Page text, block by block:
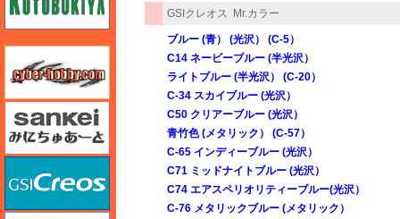
GSIクレオス Mr.カラー
ブルー (青） (光沢） (C-5）
C14 ネービーブルー (半光沢）
ライトブルー (半光沢） (C-20）
C-34 スカイブルー (光沢）
C50 クリアーブルー (光沢）
青竹色 (メタリック） (C-57）
C-65 インディーブルー (光沢）
C71 ミッドナイトブルー (光沢）
C74 エアスペリオリティーブルー(光沢）
C-76 メタリックブルー (メタリック）
サイバーホビー
さんけい みにちゅあーと
GSIクレオス